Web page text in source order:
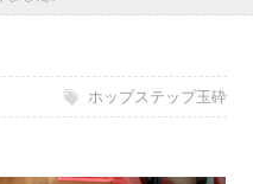
ホップステップ玉砕